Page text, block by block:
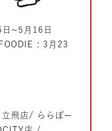
~5月16日
: 3月23
飛店/ ららぽー